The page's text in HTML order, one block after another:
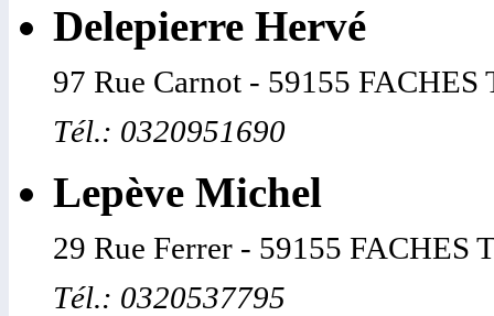
Delepierre Hervé
97 Rue Carnot - 59155
Tél.: 0320951690
Lepève Michel
29 Rue Ferrer - 59155 FACHES
Tél.: 0320537795